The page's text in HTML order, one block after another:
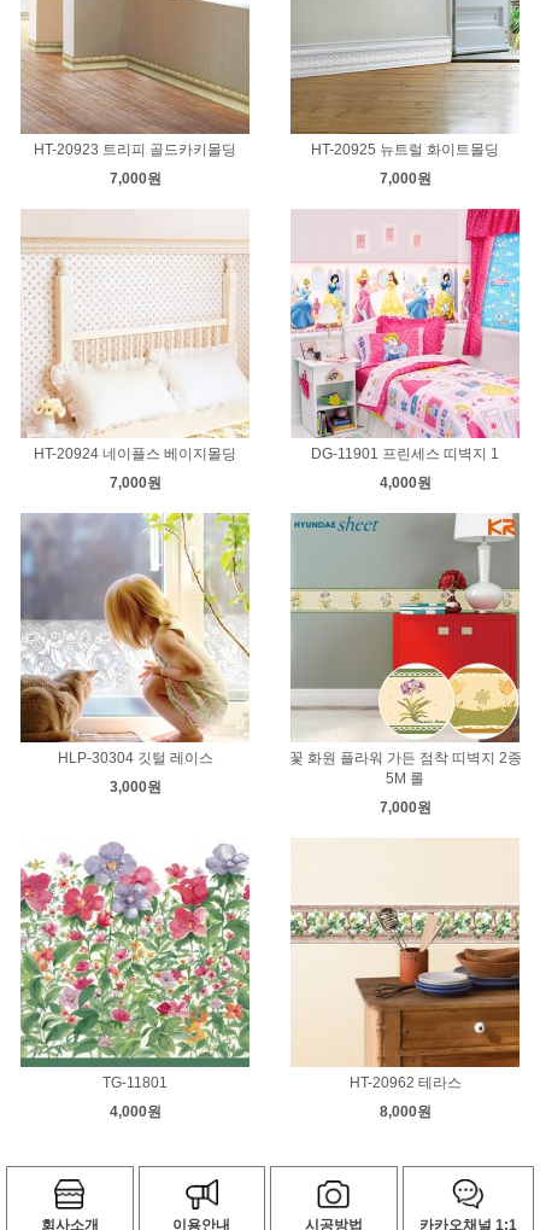
HT-20923 트리피 골드카키몰딩
7,000원
HT-20925 뉴트럴 화이트몰딩
7,000원
HT-20924 네이플스 베이지몰딩
7,000원
DG-11901 프린세스 띠벽지 1
4,000원
HLP-30304 깃털 레이스
3,000원
꽃 화원 플라워 가든 점착 띠벽지 2종
5M 롤
7,000원
TG-11801
4,000원
HT-20962 테라스
8,000원
회사소개 이용안내 시공방법 카카오채널 1:1